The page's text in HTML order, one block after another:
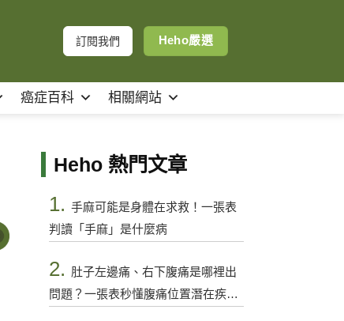
訂閱我們 Heho嚴選
癌症百科 相關網站
Heho 熱門文章
1. 手麻可能是身體在求救！一張表
判讀「手麻」是什麼病
2. 肚子左邊痛、右下腹痛是哪裡出
問題？一張表秒懂腹痛位置潛在疾病